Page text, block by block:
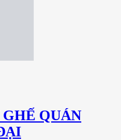
QUÁN